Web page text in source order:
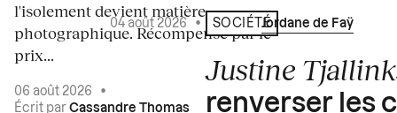
l'isolement devient matière
photographique. Récompensé par le
prix...
06 août 2026
•
Écrit par Cassandre Thomas
04 août 2026 • Écrit par Jordane de Faÿ
SOCIÉTÉ
Justine
renverser les